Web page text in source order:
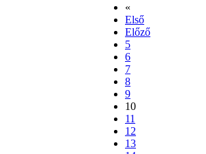
«
Első
Előző
5
6
7
8
9
10
11
12
13